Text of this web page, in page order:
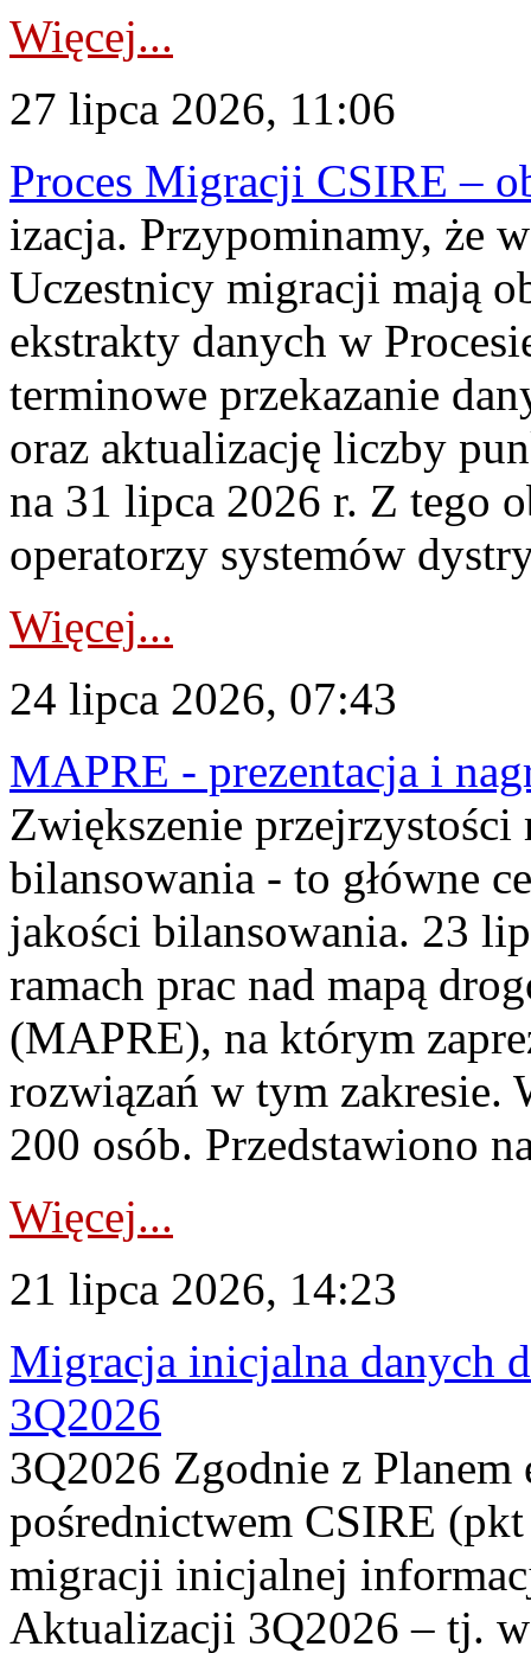
Więcej...
27 lipca 2026, 11:06
Proces Migracji CSIRE –
izacja. Przypominamy, że
Uczestnicy migracji mają
ekstrakty danych w
terminowe przekazanie
oraz aktualizację liczby
na 31 lipca 2026 r. Z tego
operatorzy systemów
Więcej...
24 lipca 2026, 07:43
MAPRE - prezentacja i
Zwiększenie
bilansowania - to główne
jakości bilansowania. 23
ramach prac nad mapą
(MAPRE), na którym
rozwiązań w tym zakresie.
200 osób. Przedstawiono
Więcej...
21 lipca 2026, 14:23
Migracja inicjalna danych
3Q2026
3Q2026 Zgodnie z
pośrednictwem CSIRE
migracji inicjalnej
Aktualizacji 3Q2026 – tj.